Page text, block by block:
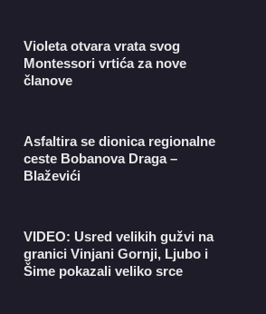
Violeta otvara vrata svog
Montessori vrtića za nove
članove
Asfaltira se dionica regionalne
ceste Bobanova Draga –
Blaževići
VIDEO: Usred velikih gužvi na
granici Vinjani Gornji, Ljubo i
Šime pokazali veliko srce